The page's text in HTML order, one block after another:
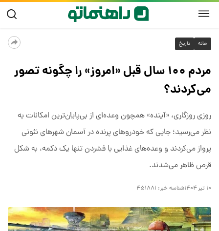
خانه تاریخ
مردم ۱۰۰ سال قبل «امروز» را چگونه تصور
می‌کردند؟
روزی روزگاری، «آینده» همچون وعده‌ای از بی‌پایان‌ترین امکانات به
نظر می‌رسید؛ جایی که خودروهای پرنده در آسمان شهرهای نئونی
پرواز می‌کردند و وعده‌های غذایی با فشردن تنها یک دکمه، به شکل
قرص ظاهر می‌شدند.
۱۰ تیر ۱۴۰۴ شناسه خبر: ۴۵۱۸۸۱